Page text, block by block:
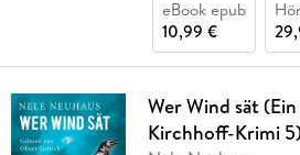
eBook epub
10,99 €
Wer Wind sät
Kirchhoff-Krimi